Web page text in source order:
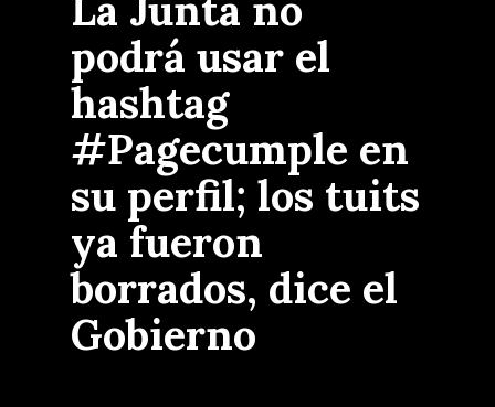
podrá usar el
hashtag
#Pagecumple en
su perfil; los tuits
ya fueron
borrados, dice el
Gobierno